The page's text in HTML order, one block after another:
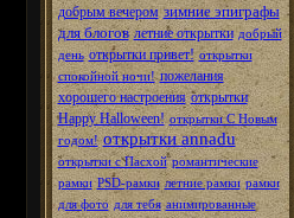
добрым вечером зимние эпиграфы
для блогов летние открытки добрый
день открытки привет! открытки
спокойной ночи! пожелания
хорошего настроения открытки
Happy Halloween! открытки С Новым
годом! открытки annadu
открытки с Пасхой романтические
рамки PSD-рамки летние рамки рамки
для фото для тебя анимированные